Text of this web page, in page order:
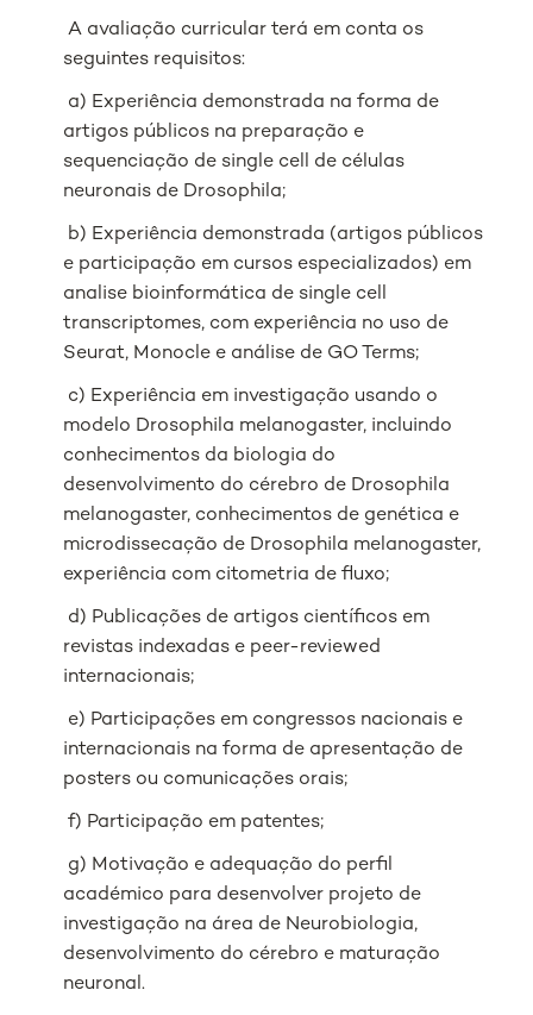
A avaliação curricular terá em conta os
seguintes requisitos:
a) Experiência demonstrada na forma de
artigos públicos na preparação e
sequenciação de single cell de células
neuronais de Drosophila;
b) Experiência demonstrada (artigos públicos
e participação em cursos especializados) em
analise bioinformática de single cell
transcriptomes, com experiência no uso de
Seurat, Monocle e análise de GO Terms;
c) Experiência em investigação usando o
modelo Drosophila melanogaster, incluindo
conhecimentos da biologia do
desenvolvimento do cérebro de Drosophila
melanogaster, conhecimentos de genética e
microdissecação de Drosophila melanogaster,
experiência com citometria de fluxo;
d) Publicações de artigos científicos em
revistas indexadas e peer-reviewed
internacionais;
e) Participações em congressos nacionais e
internacionais na forma de apresentação de
posters ou comunicações orais;
f) Participação em patentes;
g) Motivação e adequação do perfil
académico para desenvolver projeto de
investigação na área de Neurobiologia,
desenvolvimento do cérebro e maturação
neuronal.